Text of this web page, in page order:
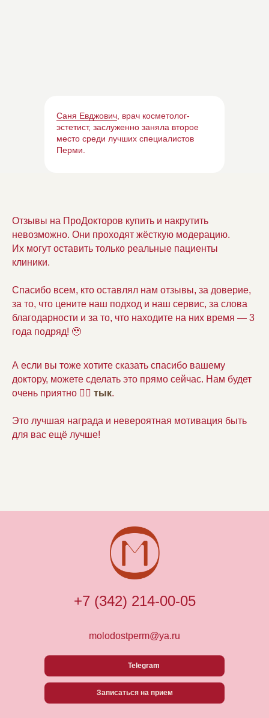
Саня Евджович , врач косметолог-
эстетист, заслуженно заняла второе
место среди лучших специалистов
Перми.
Отзывы на ПроДокторов купить и накрутить
невозможно. Они проходят жёсткую модерацию.
Их могут оставить только реальные пациенты
клиники.
Спасибо всем, кто оставлял нам отзывы, за доверие,
за то, что цените наш подход и наш сервис, за слова
благодарности и за то, что находите на них время — 3
года подряд! 🥹
А если вы тоже хотите сказать спасибо вашему
доктору, можете сделать это прямо сейчас. Нам будет
очень приятно 👉🏻 тык.
Это лучшая награда и невероятная мотивация быть
для вас ещё лучше!
Записаться на прием
Telegram
+7 (342) 214-00-05
molodostperm@ya.ru